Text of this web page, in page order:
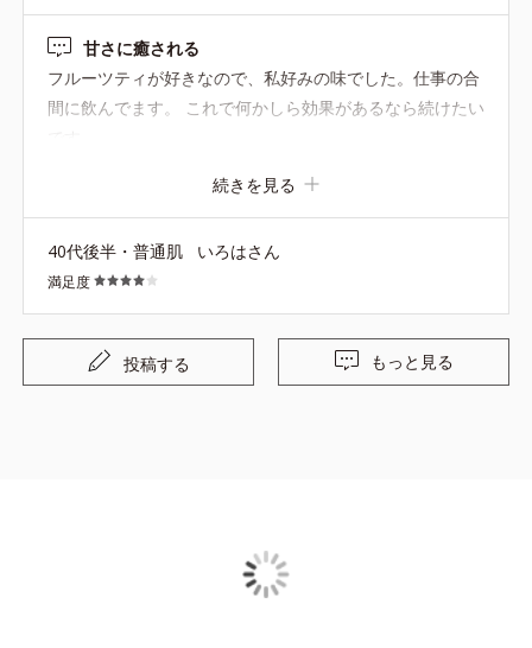
甘さに癒される
フルーツティが好きなので、私好みの味でした。仕事の合
間に飲んでます。 これで何かしら効果があるなら続けたい
続きを見る
40代後半・普通肌 いろはさん
満足度
投稿する もっと見る